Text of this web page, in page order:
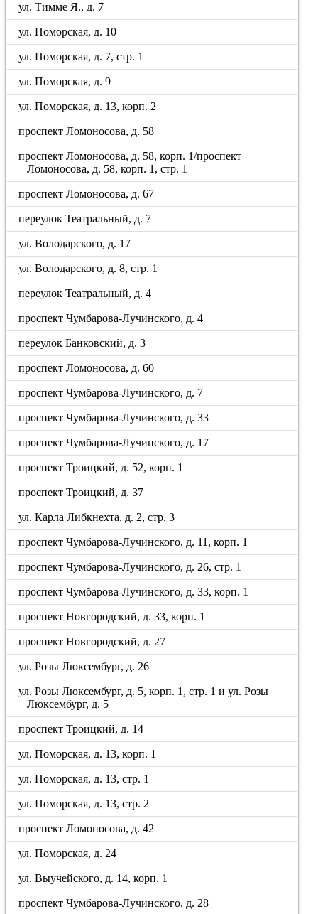
ул. Тимме Я., д. 7
ул. Поморская, д. 10
ул. Поморская, д. 7, стр. 1
ул. Поморская, д. 9
ул. Поморская, д. 13, корп. 2
проспект Ломоносова, д. 58
проспект Ломоносова, д. 58, корп. 1/проспект
Ломоносова, д. 58, корп. 1, стр. 1
проспект Ломоносова, д. 67
переулок Театральный, д. 7
ул. Володарского, д. 17
ул. Володарского, д. 8, стр. 1
переулок Театральный, д. 4
проспект Чумбарова-Лучинского, д. 4
переулок Банковский, д. 3
проспект Ломоносова, д. 60
проспект Чумбарова-Лучинского, д. 7
проспект Чумбарова-Лучинского, д. 33
проспект Чумбарова-Лучинского, д. 17
проспект Троицкий, д. 52, корп. 1
проспект Троицкий, д. 37
ул. Карла Либкнехта, д. 2, стр. 3
проспект Чумбарова-Лучинского, д. 11, корп. 1
проспект Чумбарова-Лучинского, д. 26, стр. 1
проспект Чумбарова-Лучинского, д. 33, корп. 1
проспект Новгородский, д. 33, корп. 1
проспект Новгородский, д. 27
ул. Розы Люксембург, д. 26
ул. Розы Люксембург, д. 5, корп. 1, стр. 1 и ул. Розы
Люксембург, д. 5
проспект Троицкий, д. 14
ул. Поморская, д. 13, корп. 1
ул. Поморская, д. 13, стр. 1
ул. Поморская, д. 13, стр. 2
проспект Ломоносова, д. 42
ул. Поморская, д. 24
ул. Выучейского, д. 14, корп. 1
проспект Чумбарова-Лучинского, д. 28